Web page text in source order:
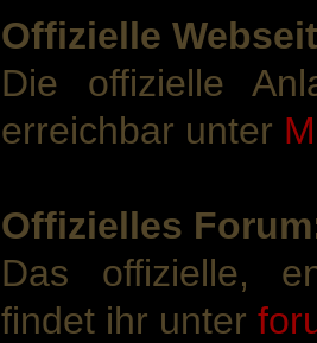
Offizielle
Die offizielle
erreichbar unter
Offizielles
Das offizielle,
findet ihr unter